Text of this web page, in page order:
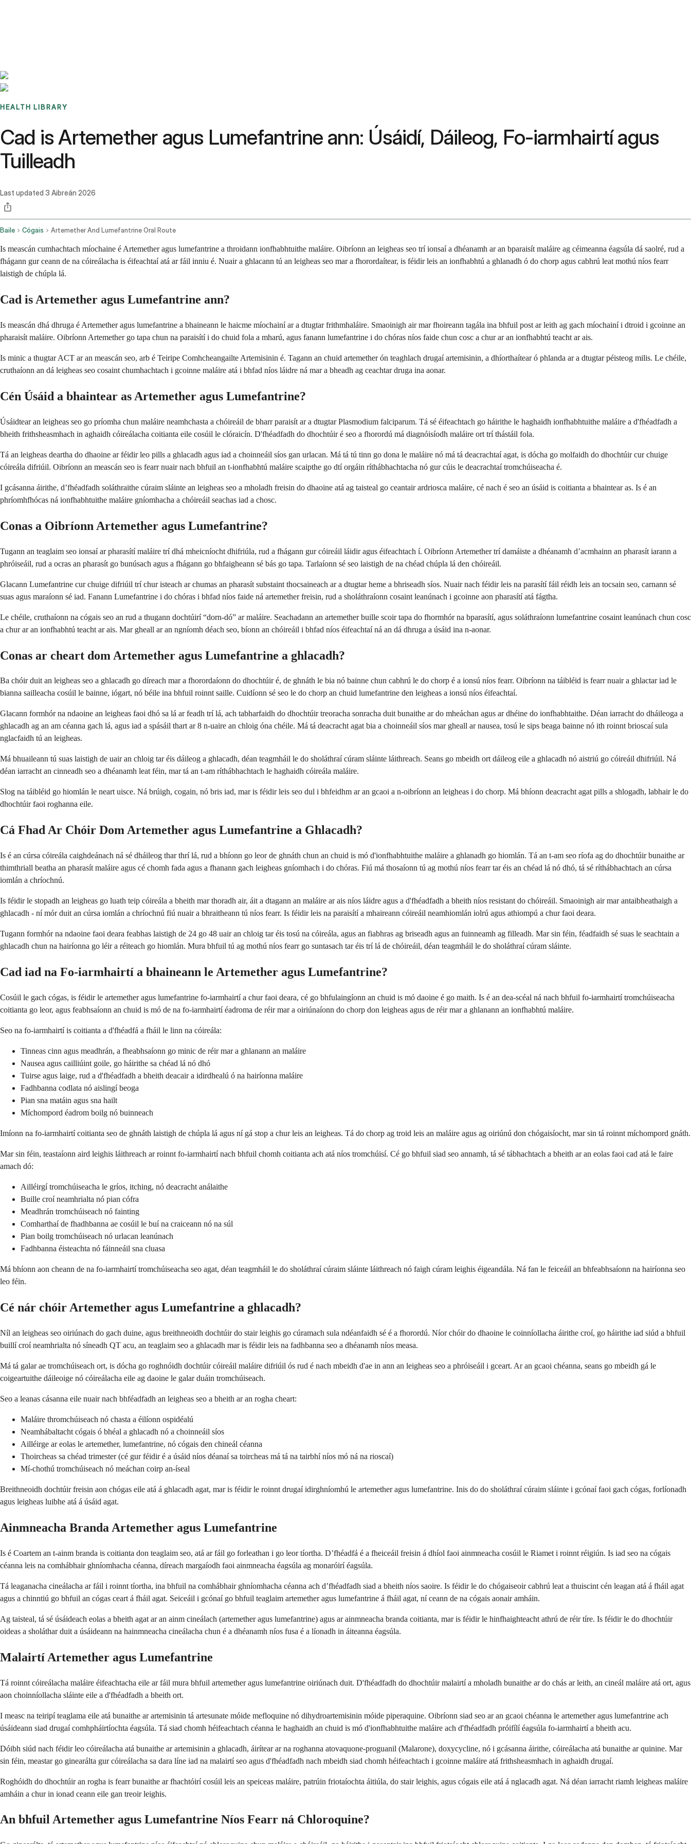
HEALTH LIBRARY
Cad is Artemether agus Lumefantrine ann: Úsáidí, Dáileog, Fo-iarmhairtí agus
Tuilleadh
Last updated 3 Aibreán 2026
Baile Cógais Artemether And Lumefantrine Oral Route
Is meascán cumhachtach míochaine é Artemether agus lumefantrine a throidann ionfhabhtuithe maláire. Oibríonn an leigheas seo trí ionsaí a dhéanamh ar an bparaisít maláire ag céimeanna éagsúla dá saolré, rud a
fhágann gur ceann de na cóireálacha is éifeachtaí atá ar fáil inniu é. Nuair a ghlacann tú an leigheas seo mar a fhorordaítear, is féidir leis an ionfhabhtú a ghlanadh ó do chorp agus cabhrú leat mothú níos fearr
laistigh de chúpla lá.
Cad is Artemether agus Lumefantrine ann?
Is meascán dhá dhruga é Artemether agus lumefantrine a bhaineann le haicme míochainí ar a dtugtar frithmhaláire. Smaoinigh air mar fhoireann tagála ina bhfuil post ar leith ag gach míochainí i dtroid i gcoinne an
pharaisít maláire. Oibríonn Artemether go tapa chun na paraisítí i do chuid fola a mharú, agus fanann lumefantrine i do chóras níos faide chun cosc a chur ar an ionfhabhtú teacht ar ais.
Is minic a thugtar ACT ar an meascán seo, arb é Teiripe Comhcheangailte Artemisinin é. Tagann an chuid artemether ón teaghlach drugaí artemisinin, a dhíorthaítear ó phlanda ar a dtugtar péisteog milis. Le chéile,
cruthaíonn an dá leigheas seo cosaint chumhachtach i gcoinne maláire atá i bhfad níos láidre ná mar a bheadh ​​ag ceachtar druga ina aonar.
Cén Úsáid a bhaintear as Artemether agus Lumefantrine?
Úsáidtear an leigheas seo go príomha chun maláire neamhchasta a chóireáil de bharr paraisít ar a dtugtar Plasmodium falciparum. Tá sé éifeachtach go háirithe le haghaidh ionfhabhtuithe maláire a d'fhéadfadh a
bheith frithsheasmhach in aghaidh cóireálacha coitianta eile cosúil le clóraicín. D'fhéadfadh do dhochtúir é seo a fhorordú má diagnóisíodh maláire ort trí thástáil fola.
Tá an leigheas deartha do dhaoine ar féidir leo pills a ghlacadh agus iad a choinneáil síos gan urlacan. Má tá tú tinn go dona le maláire nó má tá deacrachtaí agat, is dócha go molfaidh do dhochtúir cur chuige
cóireála difriúil. Oibríonn an meascán seo is fearr nuair nach bhfuil an t-ionfhabhtú maláire scaipthe go dtí orgáin ríthábhachtacha nó gur cúis le deacrachtaí tromchúiseacha é.
I gcásanna áirithe, d’fhéadfadh soláthraithe cúraim sláinte an leigheas seo a mholadh freisin do dhaoine atá ag taisteal go ceantair ardriosca maláire, cé nach é seo an úsáid is coitianta a bhaintear as. Is é an
phríomhfhócas ná ionfhabhtuithe maláire gníomhacha a chóireáil seachas iad a chosc.
Conas a Oibríonn Artemether agus Lumefantrine?
Tugann an teaglaim seo ionsaí ar pharasítí maláire trí dhá mheicníocht dhifriúla, rud a fhágann gur cóireáil láidir agus éifeachtach í. Oibríonn Artemether trí damáiste a dhéanamh d’acmhainn an pharasít iarann a
phróiseáil, rud a ocras an pharasít go bunúsach agus a fhágann go bhfaigheann sé bás go tapa. Tarlaíonn sé seo laistigh de na chéad chúpla lá den chóireáil.
Glacann Lumefantrine cur chuige difriúil trí chur isteach ar chumas an pharasít substaint thocsaineach ar a dtugtar heme a bhriseadh síos. Nuair nach féidir leis na parasítí fáil réidh leis an tocsain seo, carnann sé
suas agus maraíonn sé iad. Fanann Lumefantrine i do chóras i bhfad níos faide ná artemether freisin, rud a sholáthraíonn cosaint leanúnach i gcoinne aon pharasítí atá fágtha.
Le chéile, cruthaíonn na cógais seo an rud a thugann dochtúirí “dorn-dó” ar maláire. Seachadann an artemether buille scoir tapa do fhormhór na bparasítí, agus soláthraíonn lumefantrine cosaint leanúnach chun cosc
a chur ar an ionfhabhtú teacht ar ais. Mar gheall ar an ngníomh déach seo, bíonn an chóireáil i bhfad níos éifeachtaí ná an dá dhruga a úsáid ina n-aonar.
Conas ar cheart dom Artemether agus Lumefantrine a ghlacadh?
Ba chóir duit an leigheas seo a ghlacadh go díreach mar a fhorordaíonn do dhochtúir é, de ghnáth le bia nó bainne chun cabhrú le do chorp é a ionsú níos fearr. Oibríonn na táibléid is fearr nuair a ghlactar iad le
bianna sailleacha cosúil le bainne, iógart, nó béile ina bhfuil roinnt saille. Cuidíonn sé seo le do chorp an chuid lumefantrine den leigheas a ionsú níos éifeachtaí.
Glacann formhór na ndaoine an leigheas faoi dhó sa lá ar feadh trí lá, ach tabharfaidh do dhochtúir treoracha sonracha duit bunaithe ar do mheáchan agus ar dhéine do ionfhabhtaithe. Déan iarracht do dháileoga a
ghlacadh ag an am céanna gach lá, agus iad a spásáil thart ar 8 n-uaire an chloig óna chéile. Má tá deacracht agat bia a choinneáil síos mar gheall ar nausea, tosú le sips beaga bainne nó ith roinnt brioscaí sula
nglacfaidh tú an leigheas.
Má bhuaileann tú suas laistigh de uair an chloig tar éis dáileog a ghlacadh, déan teagmháil le do sholáthraí cúram sláinte láithreach. Seans go mbeidh ort dáileog eile a ghlacadh nó aistriú go cóireáil dhifriúil. Ná
déan iarracht an cinneadh seo a dhéanamh leat féin, mar tá an t-am ríthábhachtach le haghaidh cóireála maláire.
Slog na táibléid go hiomlán le neart uisce. Ná brúigh, cogain, nó bris iad, mar is féidir leis seo dul i bhfeidhm ar an gcaoi a n-oibríonn an leigheas i do chorp. Má bhíonn deacracht agat pills a shlogadh, labhair le do
dhochtúir faoi roghanna eile.
Cá Fhad Ar Chóir Dom Artemether agus Lumefantrine a Ghlacadh?
Is é an cúrsa cóireála caighdeánach ná sé dháileog thar thrí lá, rud a bhíonn go leor de ghnáth chun an chuid is mó d'ionfhabhtuithe maláire a ghlanadh go hiomlán. Tá an t-am seo ríofa ag do dhochtúir bunaithe ar
thimthriall beatha an pharasít maláire agus cé chomh fada agus a fhanann gach leigheas gníomhach i do chóras. Fiú má thosaíonn tú ag mothú níos fearr tar éis an chéad lá nó dhó, tá sé ríthábhachtach an cúrsa
iomlán a chríochnú.
Is féidir le stopadh an leigheas go luath teip cóireála a bheith mar thoradh air, áit a dtagann an maláire ar ais níos láidre agus a d'fhéadfadh a bheith níos resistant do chóireáil. Smaoinigh air mar antaibheathaigh a
ghlacadh - ní mór duit an cúrsa iomlán a chríochnú fiú nuair a bhraitheann tú níos fearr. Is féidir leis na paraisítí a mhaireann cóireáil neamhiomlán iolrú agus athiompú a chur faoi deara.
Tugann formhór na ndaoine faoi deara feabhas laistigh de 24 go 48 uair an chloig tar éis tosú na cóireála, agus an fiabhras ag briseadh agus an fuinneamh ag filleadh. Mar sin féin, féadfaidh sé suas le seachtain a
ghlacadh chun na hairíonna go léir a réiteach go hiomlán. Mura bhfuil tú ag mothú níos fearr go suntasach tar éis trí lá de chóireáil, déan teagmháil le do sholáthraí cúram sláinte.
Cad iad na Fo-iarmhairtí a bhaineann le Artemether agus Lumefantrine?
Cosúil le gach cógas, is féidir le artemether agus lumefantrine fo-iarmhairtí a chur faoi deara, cé go bhfulaingíonn an chuid is mó daoine é go maith. Is é an dea-scéal ná nach bhfuil fo-iarmhairtí tromchúiseacha
coitianta go leor, agus feabhsaíonn an chuid is mó de na fo-iarmhairtí éadroma de réir mar a oiriúnaíonn do chorp don leigheas agus de réir mar a ghlanann an ionfhabhtú maláire.
Seo na fo-iarmhairtí is coitianta a d'fhéadfá a fháil le linn na cóireála:
Tinneas cinn agus meadhrán, a fheabhsaíonn go minic de réir mar a ghlanann an maláire
Nausea agus cailliúint goile, go háirithe sa chéad lá nó dhó
Tuirse agus laige, rud a d'fhéadfadh a bheith deacair a idirdhealú ó na hairíonna maláire
Fadhbanna codlata nó aislingí beoga
Pian sna matáin agus sna hailt
Míchompord éadrom boilg nó buinneach
Imíonn na fo-iarmhairtí coitianta seo de ghnáth laistigh de chúpla lá agus ní gá stop a chur leis an leigheas. Tá do chorp ag troid leis an maláire agus ag oiriúnú don chógaisíocht, mar sin tá roinnt míchompord gnáth.
Mar sin féin, teastaíonn aird leighis láithreach ar roinnt fo-iarmhairtí nach bhfuil chomh coitianta ach atá níos tromchúisí. Cé go bhfuil siad seo annamh, tá sé tábhachtach a bheith ar an eolas faoi cad atá le faire
amach dó:
Ailléirgí tromchúiseacha le gríos, itching, nó deacracht análaithe
Buille croí neamhrialta nó pian cófra
Meadhrán tromchúiseach nó fainting
Comharthaí de fhadhbanna ae cosúil le buí na craiceann nó na súl
Pian boilg tromchúiseach nó urlacan leanúnach
Fadhbanna éisteachta nó fáinneáil sna cluasa
Má bhíonn aon cheann de na fo-iarmhairtí tromchúiseacha seo agat, déan teagmháil le do sholáthraí cúraim sláinte láithreach nó faigh cúram leighis éigeandála. Ná fan le feiceáil an bhfeabhsaíonn na hairíonna seo
leo féin.
Cé nár chóir Artemether agus Lumefantrine a ghlacadh?
Níl an leigheas seo oiriúnach do gach duine, agus breithneoidh dochtúir do stair leighis go cúramach sula ndéanfaidh sé é a fhorordú. Níor chóir do dhaoine le coinníollacha áirithe croí, go háirithe iad siúd a bhfuil
buillí croí neamhrialta nó síneadh QT acu, an teaglaim seo a ghlacadh mar is féidir leis na fadhbanna seo a dhéanamh níos measa.
Má tá galar ae tromchúiseach ort, is dócha go roghnóidh dochtúir cóireáil maláire difriúil ós rud é nach mbeidh d'ae in ann an leigheas seo a phróiseáil i gceart. Ar an gcaoi chéanna, seans go mbeidh gá le
coigeartuithe dáileoige nó cóireálacha eile ag daoine le galar duáin tromchúiseach.
Seo a leanas cásanna eile nuair nach bhféadfadh an leigheas seo a bheith ar an rogha cheart:
Maláire thromchúiseach nó chasta a éilíonn ospidéalú
Neamhábaltacht cógais ó bhéal a ghlacadh nó a choinneáil síos
Ailléirge ar eolas le artemether, lumefantrine, nó cógais den chineál céanna
Thoircheas sa chéad trimester (cé gur féidir é a úsáid níos déanaí sa toircheas má tá na tairbhí níos mó ná na rioscaí)
Mí-chothú tromchúiseach nó meáchan coirp an-íseal
Breithneoidh dochtúir freisin aon chógas eile atá á ghlacadh agat, mar is féidir le roinnt drugaí idirghníomhú le artemether agus lumefantrine. Inis do do sholáthraí cúraim sláinte i gcónaí faoi gach cógas, forlíonadh
agus leigheas luibhe atá á úsáid agat.
Ainmneacha Branda Artemether agus Lumefantrine
Is é Coartem an t-ainm branda is coitianta don teaglaim seo, atá ar fáil go forleathan i go leor tíortha. D’fhéadfá é a fheiceáil freisin á dhíol faoi ainmneacha cosúil le Riamet i roinnt réigiún. Is iad seo na cógais
céanna leis na comhábhair ghníomhacha céanna, díreach margaíodh faoi ainmneacha éagsúla ag monaróirí éagsúla.
Tá leaganacha cineálacha ar fáil i roinnt tíortha, ina bhfuil na comhábhair ghníomhacha céanna ach d’fhéadfadh siad a bheith níos saoire. Is féidir le do chógaiseoir cabhrú leat a thuiscint cén leagan atá á fháil agat
agus a chinntiú go bhfuil an cógas ceart á fháil agat. Seiceáil i gcónaí go bhfuil teaglaim artemether agus lumefantrine á fháil agat, ní ceann de na cógais aonair amháin.
Ag taisteal, tá sé úsáideach eolas a bheith agat ar an ainm cineálach (artemether agus lumefantrine) agus ar ainmneacha branda coitianta, mar is féidir le hinfhaighteacht athrú de réir tíre. Is féidir le do dhochtúir
oideas a sholáthar duit a úsáideann na hainmneacha cineálacha chun é a dhéanamh níos fusa é a líonadh in áiteanna éagsúla.
Malairtí Artemether agus Lumefantrine
Tá roinnt cóireálacha maláire éifeachtacha eile ar fáil mura bhfuil artemether agus lumefantrine oiriúnach duit. D'fhéadfadh do dhochtúir malairtí a mholadh bunaithe ar do chás ar leith, an cineál maláire atá ort, agus
aon choinníollacha sláinte eile a d'fhéadfadh a bheith ort.
I measc na teiripí teaglama eile atá bunaithe ar artemisinin tá artesunate móide mefloquine nó dihydroartemisinin móide piperaquine. Oibríonn siad seo ar an gcaoi chéanna le artemether agus lumefantrine ach
úsáideann siad drugaí comhpháirtíochta éagsúla. Tá siad chomh héifeachtach céanna le haghaidh an chuid is mó d'ionfhabhtuithe maláire ach d'fhéadfadh próifílí éagsúla fo-iarmhairtí a bheith acu.
Dóibh siúd nach féidir leo cóireálacha atá bunaithe ar artemisinin a ghlacadh, áirítear ar na roghanna atovaquone-proguanil (Malarone), doxycycline, nó i gcásanna áirithe, cóireálacha atá bunaithe ar quinine. Mar
sin féin, meastar go ginearálta gur cóireálacha sa dara líne iad na malairtí seo agus d'fhéadfadh nach mbeidh siad chomh héifeachtach i gcoinne maláire atá frithsheasmhach in aghaidh drugaí.
Roghóidh do dhochtúir an rogha is fearr bunaithe ar fhachtóirí cosúil leis an speiceas maláire, patrúin friotaíochta áitiúla, do stair leighis, agus cógais eile atá á nglacadh agat. Ná déan iarracht riamh leigheas maláire
amháin a chur in ionad ceann eile gan treoir leighis.
An bhfuil Artemether agus Lumefantrine Níos Fearr ná Chloroquine?